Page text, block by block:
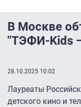
В Москве
"ТЭФИ-Kids
28.10.2025 10:02
Лауреаты
детского кино и